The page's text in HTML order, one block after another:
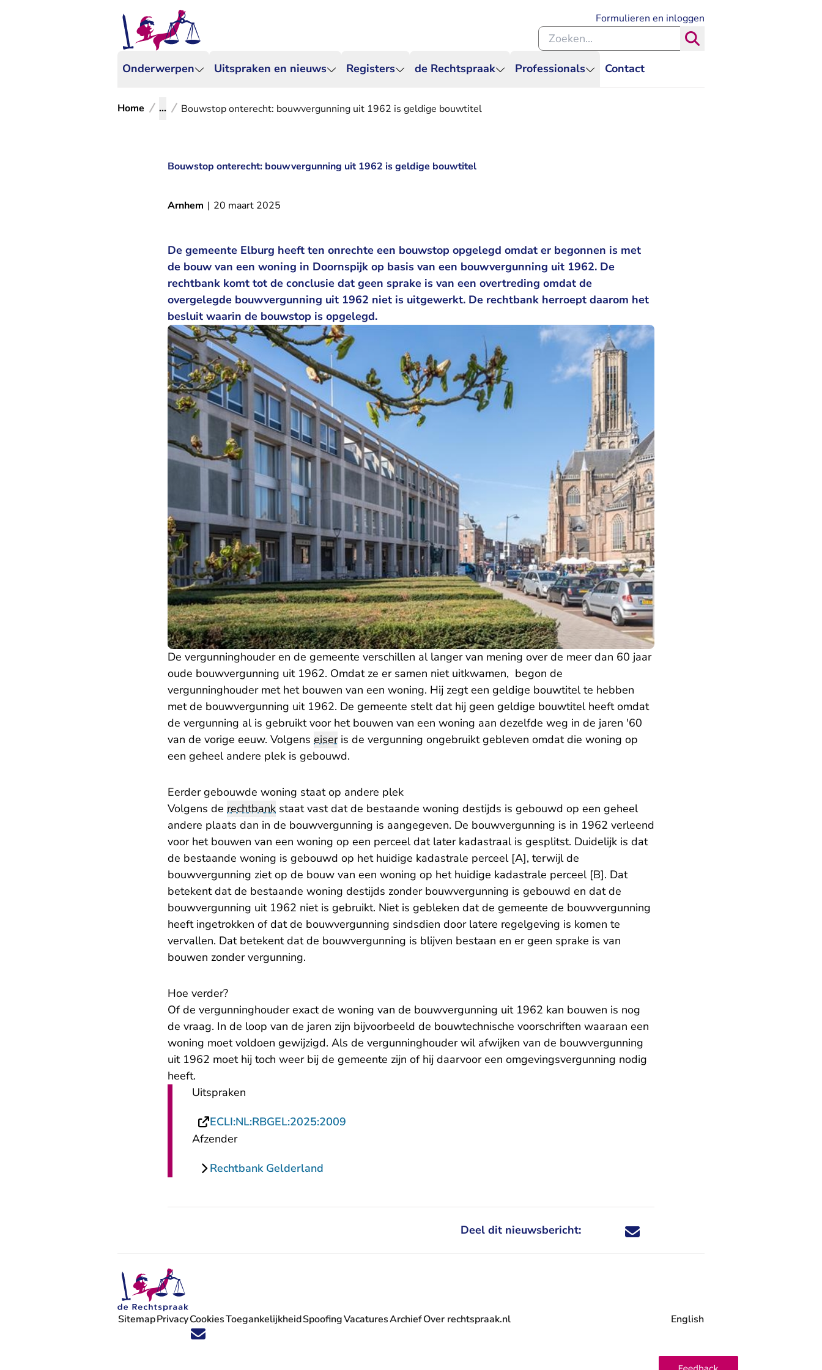
Onderwerpen Uitspraken en nieuws Registers de Rechtspraak Professionals Contact
Formulieren en inloggen
Zoeken binnen de Rechtspraak
Home ... Bouwstop onterecht: bouwvergunning uit 1962 is geldige bouwtitel
Bouwstop onterecht: bouwvergunning uit 1962 is geldige bouwtitel
Arnhem | 20 maart 2025
De gemeente Elburg heeft ten onrechte een bouwstop opgelegd omdat er begonnen is met
de bouw van een woning in Doornspijk op basis van een bouwvergunning uit 1962. De
rechtbank komt tot de conclusie dat geen sprake is van een overtreding omdat de
overgelegde bouwvergunning uit 1962 niet is uitgewerkt. De rechtbank herroept daarom het
besluit waarin de bouwstop is opgelegd.
De vergunninghouder en de gemeente verschillen al langer van mening over de meer dan 60 jaar
oude bouwvergunning uit 1962. Omdat ze er samen niet uitkwamen, begon de
vergunninghouder met het bouwen van een woning. Hij zegt een geldige bouwtitel te hebben
met de bouwvergunning uit 1962. De gemeente stelt dat hij geen geldige bouwtitel heeft omdat
de vergunning al is gebruikt voor het bouwen van een woning aan dezelfde weg in de jaren '60
van de vorige eeuw. Volgens eiseris de vergunning ongebruikt gebleven omdat die woning op
een geheel andere plek is gebouwd.
Eerder gebouwde woning staat op andere plek
Volgens de rechtbank staat vast dat de bestaande woning destijds is gebouwd op een geheel
andere plaats dan in de bouwvergunning is aangegeven. De bouwvergunning is in 1962 verleend
voor het bouwen van een woning op een perceel dat later kadastraal is gesplitst. Duidelijk is dat
de bestaande woning is gebouwd op het huidige kadastrale perceel [A], terwijl de
bouwvergunning ziet op de bouw van een woning op het huidige kadastrale perceel [B]. Dat
betekent dat de bestaande woning destijds zonder bouwvergunning is gebouwd en dat de
bouwvergunning uit 1962 niet is gebruikt. Niet is gebleken dat de gemeente de bouwvergunning
heeft ingetrokken of dat de bouwvergunning sindsdien door latere regelgeving is komen te
vervallen. Dat betekent dat de bouwvergunning is blijven bestaan en er geen sprake is van
bouwen zonder vergunning.
Hoe verder?
Of de vergunninghouder exact de woning van de bouwvergunning uit 1962 kan bouwen is nog
de vraag. In de loop van de jaren zijn bijvoorbeeld de bouwtechnische voorschriften waaraan een
woning moet voldoen gewijzigd. Als de vergunninghouder wil afwijken van de bouwvergunning
uit 1962 moet hij toch weer bij de gemeente zijn of hij daarvoor een omgevingsvergunning nodig
heeft.
Uitspraken
ECLI:NL:RBGEL:2025:2009
Afzender
Rechtbank Gelderland
Deel dit nieuwsbericht: Deel dit nieuwsbericht via X - U verlaat
Deel dit nieuwsbericht via Facebook - U
Deel dit nieuwsbericht via e-mail
Deel dit nieuwsbericht via LinkedIn - U
Volg ons op X (Twitter) - U verlaat Rechtspraak.nl
Volg ons op Facebook - U verlaat Rechtspraak.nl
Volg ons op Instagram - U verlaat Rechtspraak.nl
Volg ons op Youtube - U verlaat Rechtspraak.nl
Volg ons op LinkedIn - U verlaat Rechtspraak.nl
'Blijf op de hoogte' nieuwsbrief - U verlaat Rechtspraak.nl
SitemapPrivacyCookiesToegankelijkheidSpoofingVacatures
- U verlaat Rechtspraak.nl
ArchiefOver rechtspraak.nl English